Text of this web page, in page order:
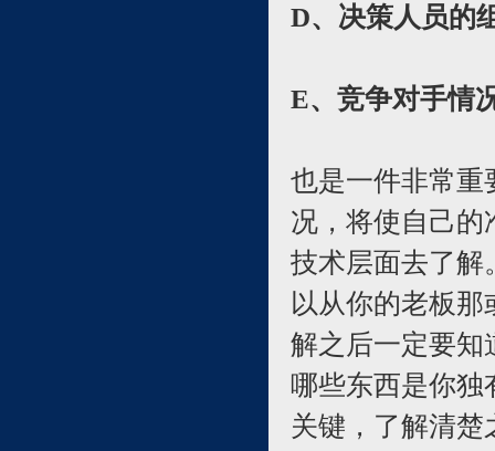
D、决策人员的
E、竞争对手情
也是一件非常重
况，将使自己的
技术层面去了解
以从你的老板
解之后一定要知
哪些东西是你
关键，了解清